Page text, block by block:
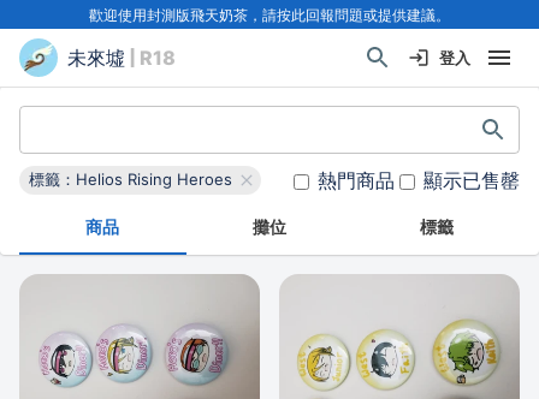
歡迎使用封測版飛天奶茶，請按此回報問題或提供建議。
未來墟 | R18 登入
標籤：Helios Rising Heroes 熱門商品 顯示已售罄
商品 攤位 標籤